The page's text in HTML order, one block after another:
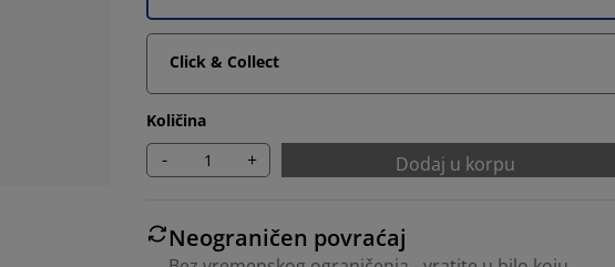
Click & Collect
Količina
- + Dodaj u korpu
Neograničen povraćaj